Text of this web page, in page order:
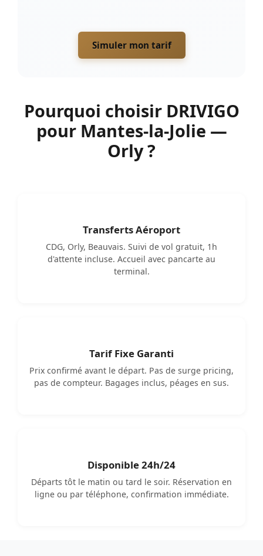
Simuler mon tarif
Pourquoi choisir DRIVIGO
pour Mantes-la-Jolie —
Orly ?
Transferts Aéroport
CDG, Orly, Beauvais. Suivi de vol gratuit, 1h
d'attente incluse. Accueil avec pancarte au
terminal.
Tarif Fixe Garanti
Prix confirmé avant le départ. Pas de surge pricing,
pas de compteur. Bagages inclus, péages en sus.
Disponible 24h/24
Départs tôt le matin ou tard le soir. Réservation en
ligne ou par téléphone, confirmation immédiate.